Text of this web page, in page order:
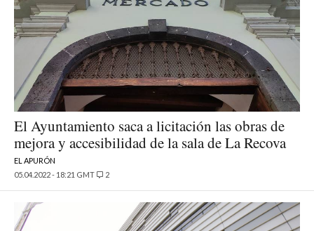
El Ayuntamiento saca a licitación las obras de
mejora y accesibilidad de la sala de La Recova
EL APURÓN
05.04.2022 - 18:21 GMT
2